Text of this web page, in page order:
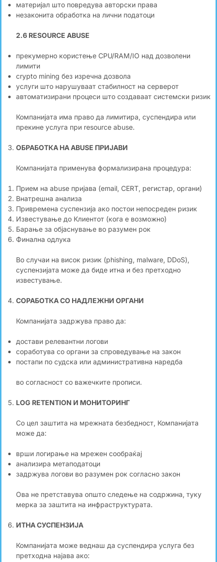
материјал што повредува авторски права
незаконита обработка на лични податоци
2.6 RESOURCE ABUSE
прекумерно користење CPU/RAM/IO над дозволени
лимити
crypto mining без изречна дозвола
услуги што нарушуваат стабилност на серверот
автоматизирани процеси што создаваат системски ризик
Компанијата има право да лимитира, суспендира или
прекине услуга при resource abuse.
ОБРАБОТКА НА ABUSE ПРИЈАВИ
Компанијата применува формализирана процедура:
Прием на abuse пријава (email, CERT, регистар, органи)
Внатрешна анализа
Привремена суспензија ако постои непосреден ризик
Известување до Клиентот (кога е возможно)
Барање за објаснување во разумен рок
Финална одлука
Во случаи на висок ризик (phishing, malware, DDoS),
суспензијата може да биде итна и без претходно
известување.
СОРАБОТКА СО НАДЛЕЖНИ ОРГАНИ
Компанијата задржува право да:
достави релевантни логови
соработува со органи за спроведување на закон
постапи по судска или административна наредба
во согласност со важечките прописи.
LOG RETENTION И МОНИТОРИНГ
Со цел заштита на мрежната безбедност, Компанијата
може да:
врши логирање на мрежен сообраќај
анализира метаподатоци
задржува логови во разумен рок согласно закон
Ова не претставува општо следење на содржина, туку
мерка за заштита на инфраструктурата.
ИТНА СУСПЕНЗИЈА
Компанијата може веднаш да суспендира услуга без
претходна најава ако: